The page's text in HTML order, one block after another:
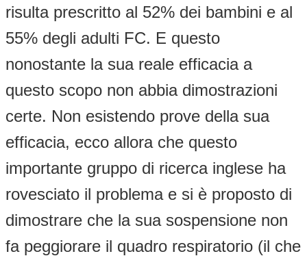
risulta prescritto al 52% dei bambini e al
55% degli adulti FC. E questo
nonostante la sua reale efficacia a
questo scopo non abbia dimostrazioni
certe. Non esistendo prove della sua
efficacia, ecco allora che questo
importante gruppo di ricerca inglese ha
rovesciato il problema e si è proposto di
dimostrare che la sua sospensione non
fa peggiorare il quadro respiratorio (il che